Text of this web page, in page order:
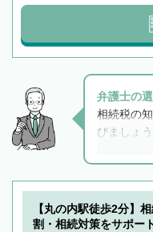
弁護士の
相続税の
びましょ
と他士業
解決のみ
できます
でフィー
で複数の
【丸の内駅徒歩2分】
割・相続対策をサポー